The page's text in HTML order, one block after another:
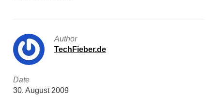
Author
TechFieber.de
Date
30. August 2009